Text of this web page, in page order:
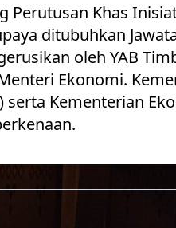
Perutusan Khas
ditubuhkan
oleh YAB
Ekonomi.
serta Kementerian